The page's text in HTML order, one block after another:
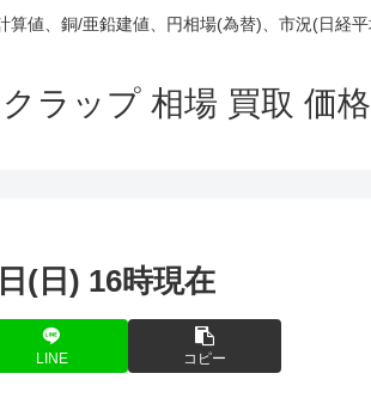
値、銅/亜鉛建値、円相場(為替)、市況(日経
ラップ 相場 買取 価格
(日) 16時現在
LINE コピー